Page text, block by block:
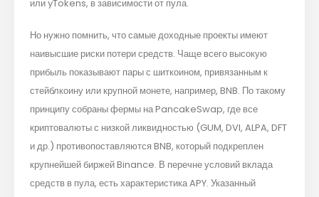
или yTokens, в зависимости от пула.
Но нужно помнить, что самые доходные проекты имеют
наивысшие риски потери средств. Чаще всего высокую
прибыль показывают пары с шиткоином, привязанным к
стейблкоину или крупной монете, например, BNB. По такому
принципу собраны фермы на PancakeSwap, где все
криптовалюты с низкой ликвидностью (GUM, DVI, ALPA, DFT
и др.) противопоставляются BNB, который подкреплен
крупнейшей биржей Binance. В перечне условий вклада
средств в пула, есть характеристика APY. Указанный